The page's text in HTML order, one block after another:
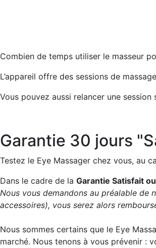
Combien de temps utiliser le masseur
L’appareil offre des sessions de
Vous pouvez aussi relancer une
Garantie 30 jours
Testez le Eye Massager chez vous, au
Dans le cadre de la Garantie Satisfait
Nous vous demandons au préalable de
accessoires), vous serez alors
Nous sommes certains que le Eye
marché. Nous tenons à vous prévenir :